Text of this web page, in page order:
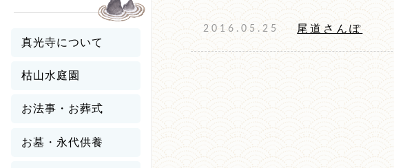
真光寺について
枯山水庭園
お法事・お葬式
お墓・永代供養
2016.05.25 尾道さんぽ